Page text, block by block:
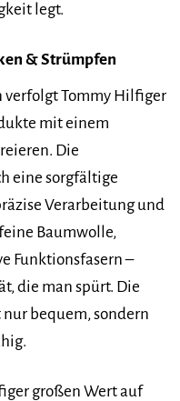
legt.
& Strümpfen
verfolgt Tommy Hilfiger
mit einem
Die
eine sorgfältige
Verarbeitung und
Baumwolle,
Funktionsfasern –
die man spürt. Die
bequem, sondern
großen Wert auf